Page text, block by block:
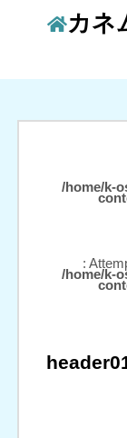
カネ
/home/k-
:
/home/k-